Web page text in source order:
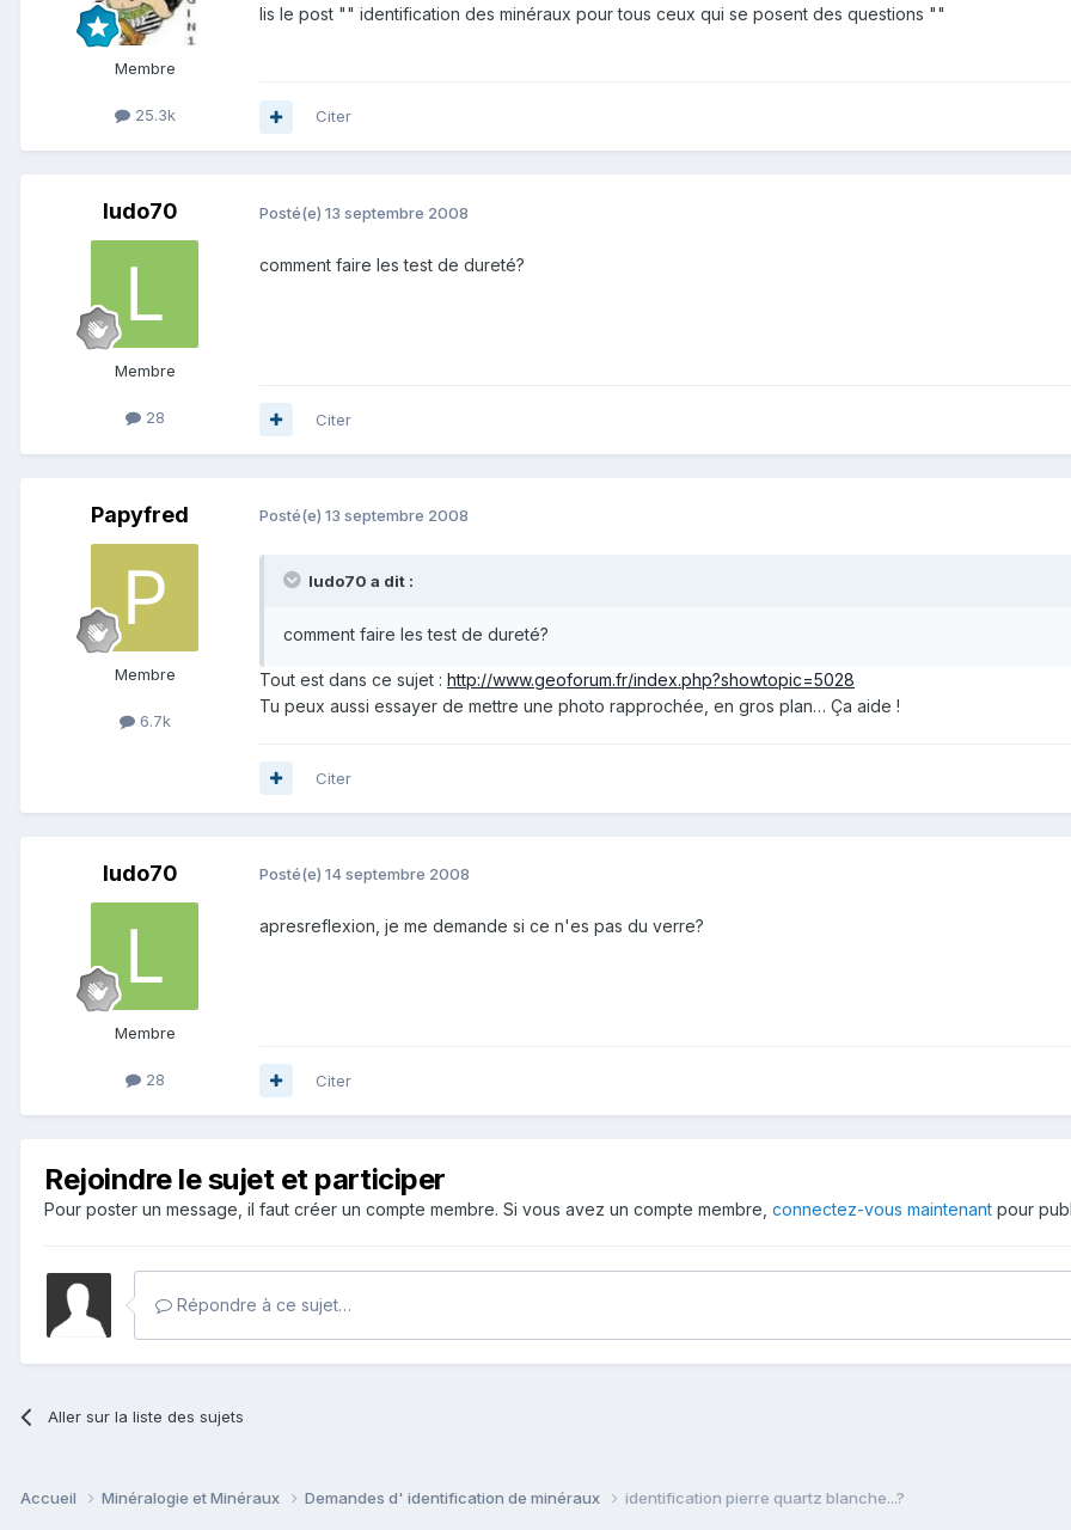
Membre
25.3k
lis le post "" identification des minéraux pour tous ceux qui se posent des questions ""
Citer
ludo70
Membre
28
Posté(e) 13 septembre 2008
comment faire les test de dureté?
Citer
Papyfred
Membre
6.7k
Posté(e) 13 septembre 2008
ludo70 a dit :
comment faire les test de dureté?
Tout est dans ce sujet : http://www.geoforum.fr/index.php?showtopic=5028
Tu peux aussi essayer de mettre une photo rapprochée, en gros plan… Ça aide !
Citer
ludo70
Membre
28
Posté(e) 14 septembre 2008
apresreflexion, je me demande si ce n'es pas du verre?
Citer
Rejoindre le sujet et participer
Pour poster un message, il faut créer un compte membre. Si vous avez un compte membre, connectez-vous maintenant pour
Répondre à ce sujet…
Aller sur la liste des sujets
Accueil Minéralogie et Minéraux Demandes d' identification de minéraux identification pierre quartz blanche...?